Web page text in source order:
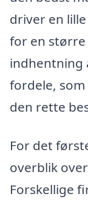
driver en
for en
indhentning
fordele,
den rette
For det
overblik
Forskellige